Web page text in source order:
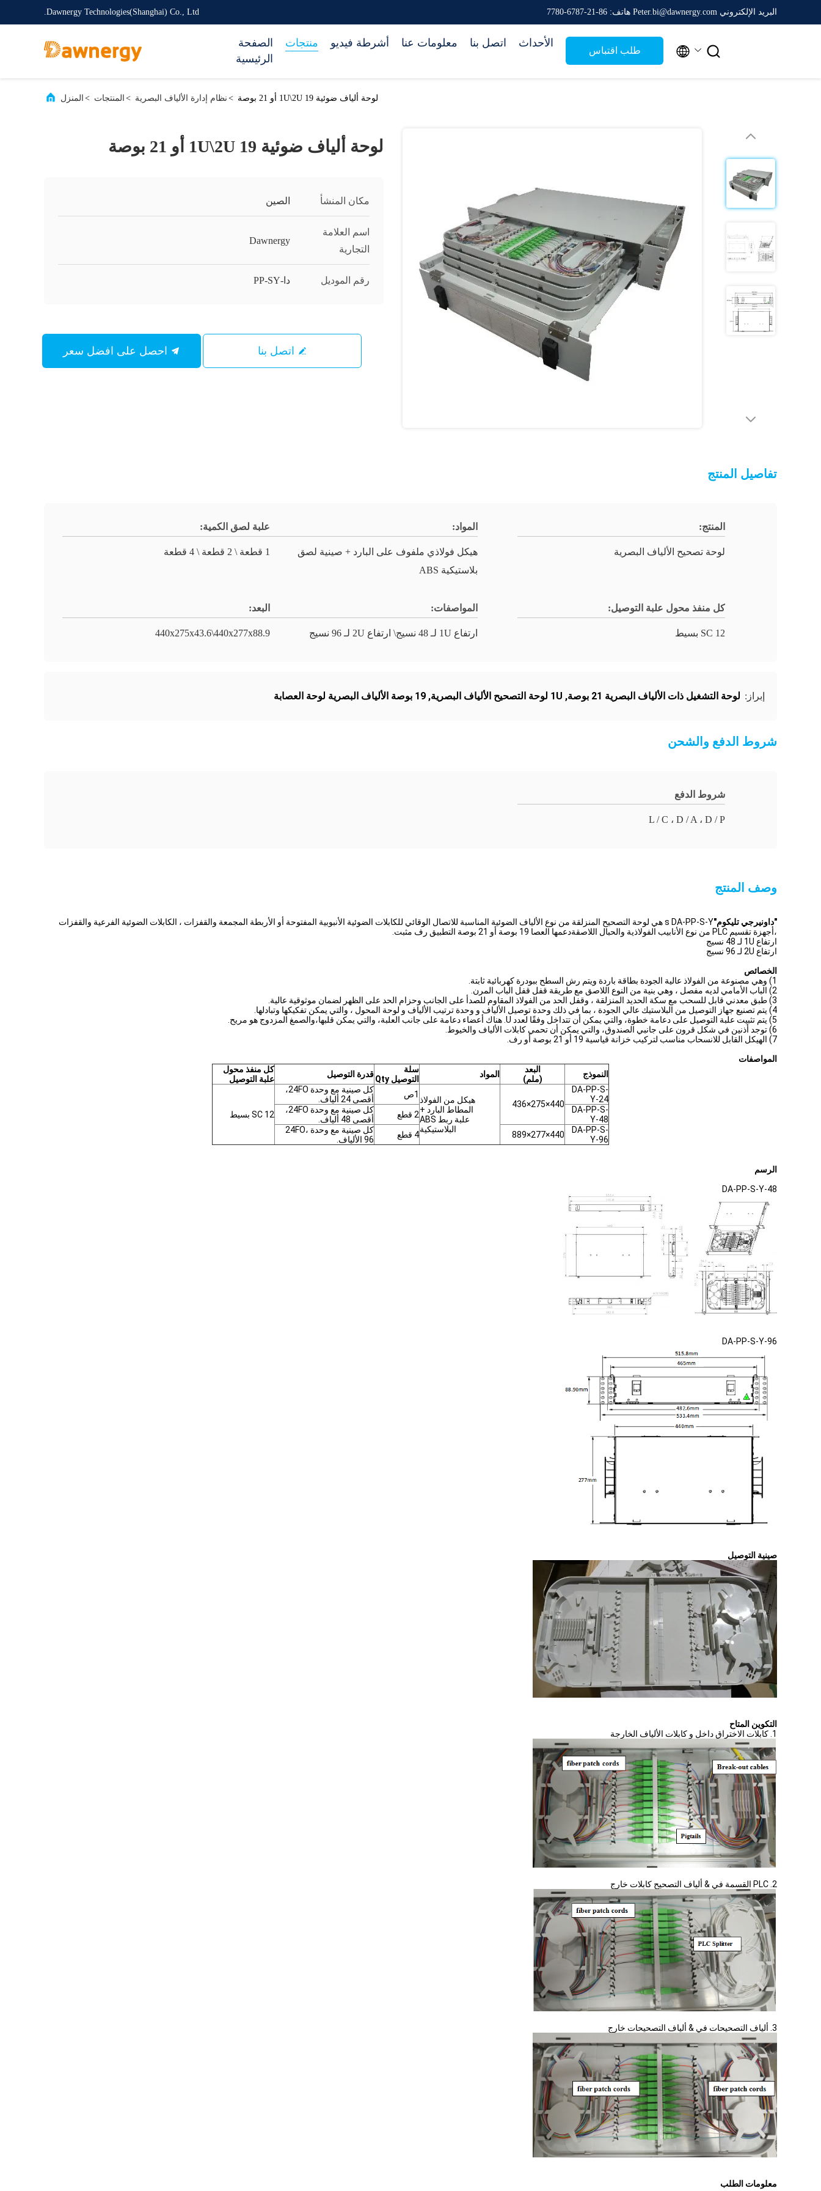
Dawnergy Technologies(Shanghai) Co., Ltd. البريد الإلكتروني Peter.bi@dawnergy.com هاتف: 86-21-6787-7780
الصفحة
الرئيسية
منتجات أشرطة فيديو معلومات عنا اتصل بنا الأحداث
طلب اقتباس  
المنزل > المنتجات > نظام إدارة الألياف البصرية > لوحة ألياف ضوئية 1U\2U 19 أو 21 بوصة
لوحة ألياف ضوئية 1U\2U 19 أو 21 بوصة
مكان المنشأ الصين
اسم العلامة
التجارية
Dawnergy
رقم الموديل دا-PP-SY
اتصل بنا
تفاصيل المنتج
المنتج:
لوحة تصحيح الألياف البصرية
المواد:
هيكل فولاذي ملفوف على البارد + صينية لصق
بلاستيكية ABS
علبة لصق الكمية:
1 قطعة \ 2 قطعة \ 4 قطعة
كل منفذ محول علبة التوصيل:
12 SC بسيط
المواصفات:
ارتفاع 1U لـ 48 نسيج\ ارتفاع 2U لـ 96 نسيج
البعد:
440x275x43.6\440x277x88.9
إبراز: لوحة التشغيل ذات الألياف البصرية 21 بوصة , 1U لوحة التصحيح الألياف البصرية , 19 بوصة الألياف البصرية لوحة العصابة
شروط الدفع والشحن
شروط الدفع
L / C ، D / A ، D / P
وصف المنتج
"داونيرجي تليكوم"
s DA-PP-S-Y هي لوحة التصحيح المنزلقة من نوع الألياف الضوئية المناسبة للاتصال الوقائي للكابلات الضوئية الأنبوبية المفتوحة أو الأربطة المجمعة والقفزات ، الكابلات الضوئية الفرعية والقفزات
،أجهزة تقسيم PLC من نوع الأنابيب الفولاذية والحبال اللاصقةدعمها العصا 19 بوصة أو 21 بوصة التطبيق رف مثبت.
ارتفاع 1U لـ 48 نسيج
ارتفاع 2U لـ 96 نسيج
الخصائص
1) وهي مصنوعة من الفولاذ عالية الجودة بطاقة باردة ويتم رش السطح ببودرة كهربائية ثابتة.
2) الباب الأمامي لديه مفصل ، وهي بنية من النوع اللاصق مع طريقة قفل قفل الباب المرن.
3) طبق معدني قابل للسحب مع سكة الحديد المنزلقة ، وقفل الحد من الفولاذ المقاوم للصدأ على الجانب وحزام الحد على الظهر لضمان موثوقية عالية.
4) يتم تصنيع جهاز التوصيل من البلاستيك عالي الجودة ، بما في ذلك وحدة توصيل الألياف و وحدة ترتيب الألياف و لوحة المحول ، والتي يمكن تفكيكها وتبادلها.
5) يتم تثبيت علبة التوصيل على دعامة خطوة، والتي يمكن أن تتداخل وفقًا لعدد U. هناك أعضاء دعامة على جانب العلبة، والتي يمكن قلبها،والصمغ المزدوج هو مريح.
6) توجد أذنين في شكل قرون على جانبي الصندوق، والتي يمكن أن تحمي كابلات الألياف والخيوط.
7) الهيكل القابل للانسحاب مناسب لتركيب خزانة قياسية 19 أو 21 بوصة أو رف.
المواصفات
النموذج
البعد
(ملم)
المواد
سلة
التوصيل Qty
قدرة التوصيل
كل منفذ محول
علبة التوصيل
DA-PP-S-
Y-24
440×275×436
هيكل من الفولاذ
المطاط البارد +
علبة ربط ABS
البلاستيكية
1ص
كل صينية مع وحدة 24FO،
أقصى 24 ألياف.
12 SC بسيط
DA-PP-S-
Y-48
2 قطع
كل صينية مع وحدة 24FO،
أقصى 48 ألياف.
DA-PP-S-
Y-96
440×277×889 4 قطع
كل صينية مع وحدة 24FO،
96 الألياف.
الرسم
DA-PP-S-Y-48
DA-PP-S-Y-96
صينية التوصيل
التكوين المتاح
1. كابلات الاختراق داخل و كابلات الألياف الخارجة
2. PLC القسمة في & ألياف التصحيح كابلات خارج
3. ألياف التصحيحات في & ألياف التصحيحات خارج
معلومات الطلب